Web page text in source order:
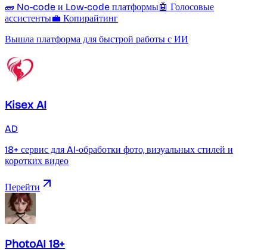
🧱 No-code и Low-code платформы🤖 Голосовые
ассистенты💼 Копирайтинг
Вышла платформа для быстрой работы с ИИ
Kisex AI
AD
18+ сервис для AI-обработки фото, визуальных стилей и
коротких видео
Перейти
PhotoAI 18+